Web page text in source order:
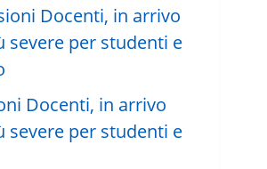
Docenti, in arrivo
severe per studenti e